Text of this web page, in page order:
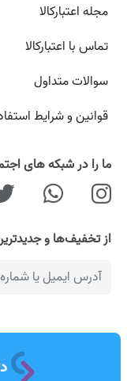
مجله اعتبارکالا
تماس با اعتبارکالا
سوالات متداول
قوانین و شرایط
ما را در شبکه های
از تخفیف‌ها و